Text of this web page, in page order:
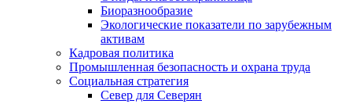
Биоразнообразие
Экологические показатели по зарубежным
активам
Кадровая политика
Промышленная безопасность и охрана труда
Социальная стратегия
Север для Северян